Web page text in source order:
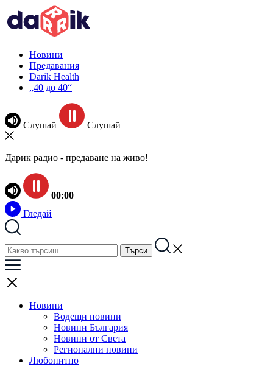
Новини
Предавания
Darik Health
„40 до 40“
Слушай Слушай
Дарик радио - предаване на живо!
00:00
Гледай
Новини
Водещи новини
Новини България
Новини от Света
Регионални новини
Любопитно